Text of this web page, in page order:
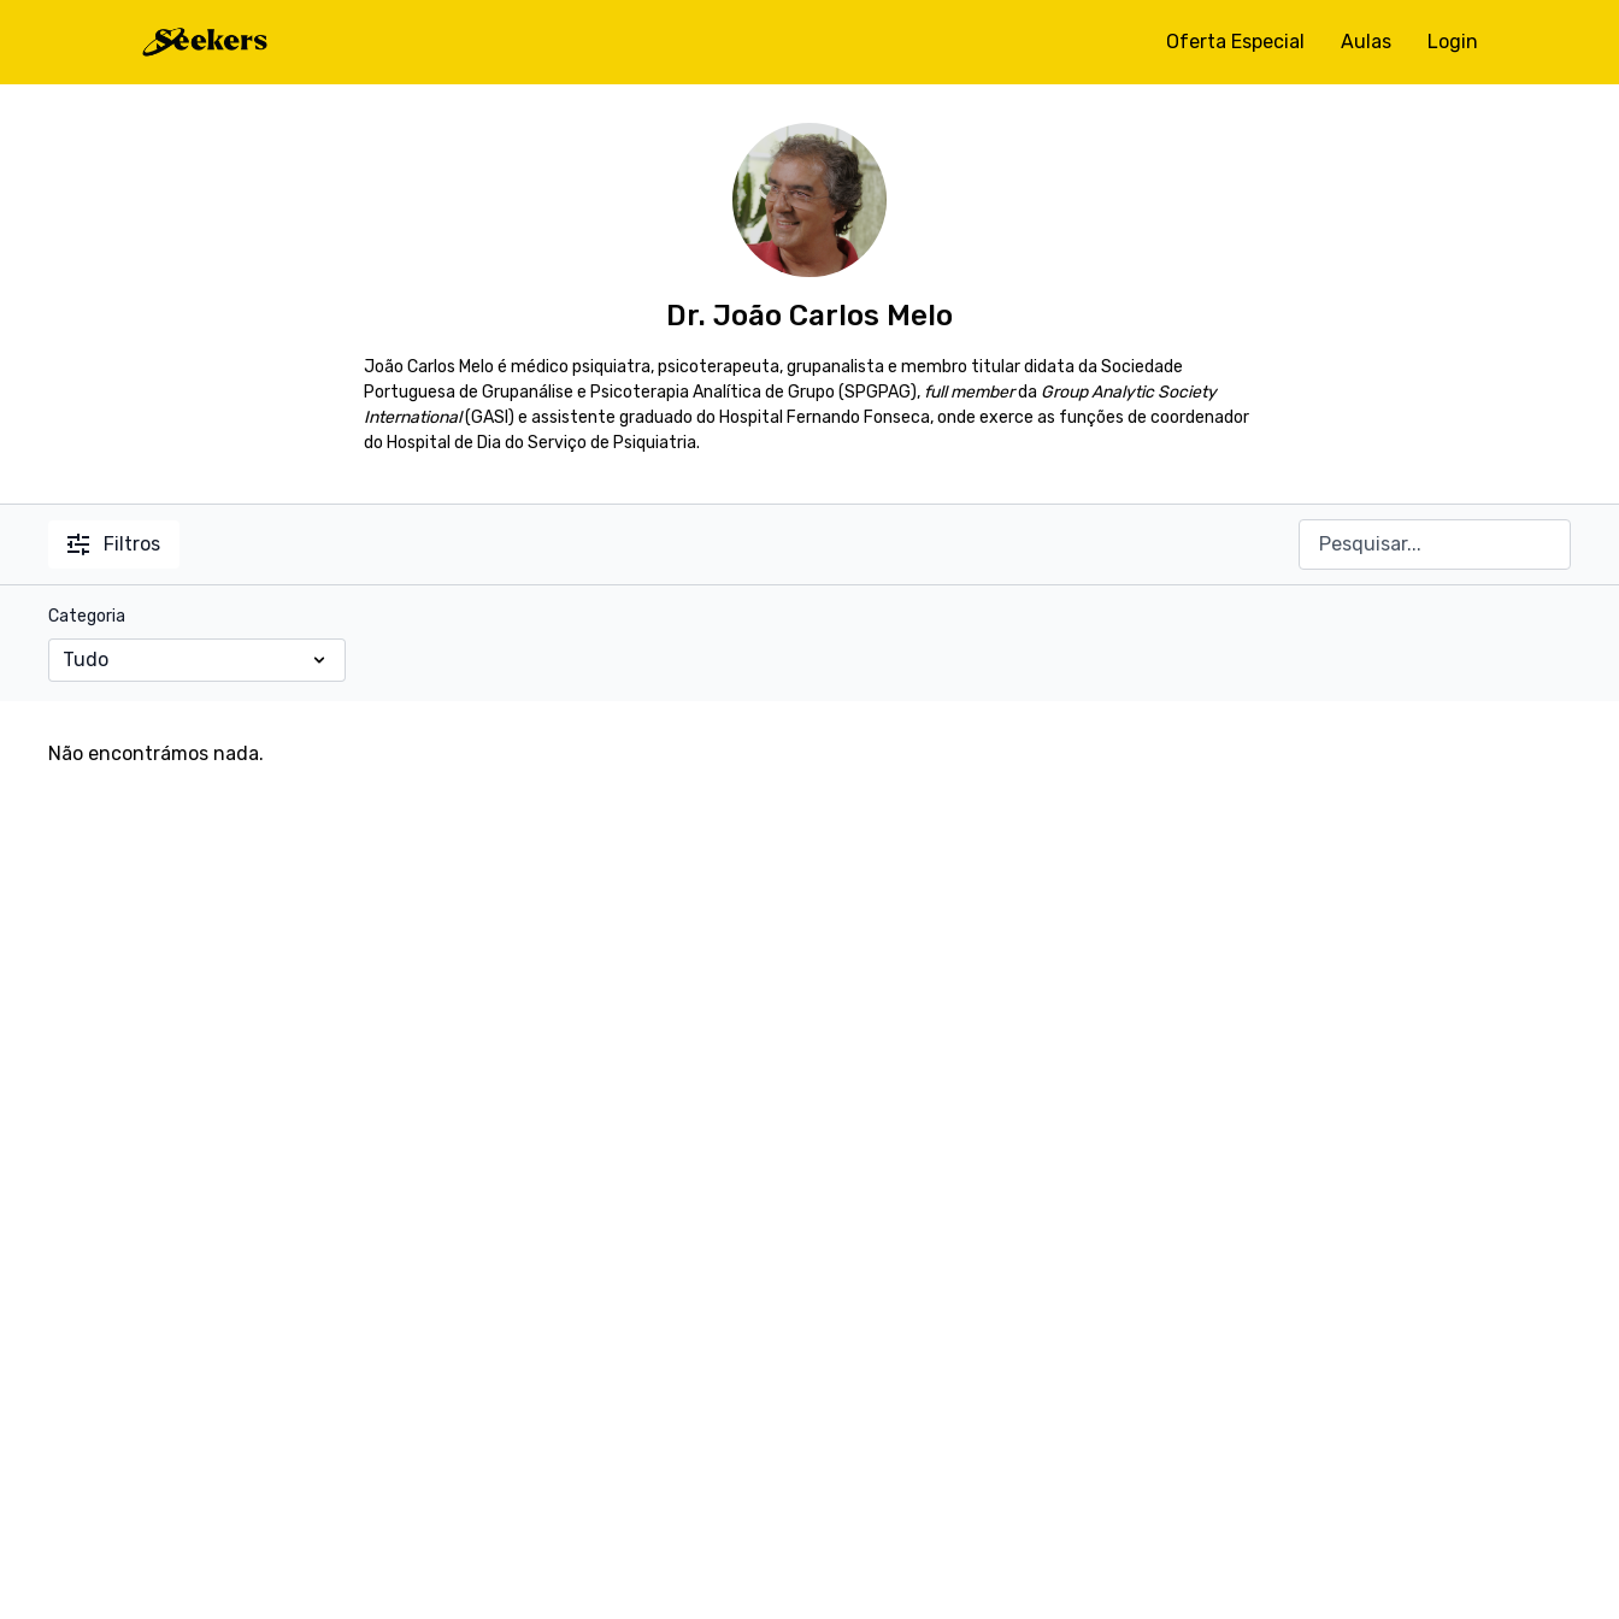
Oferta Especial Aulas Login
Dr. João Carlos Melo
João Carlos Melo é médico psiquiatra, psicoterapeuta, grupanalista e membro titular didata da Sociedade
Portuguesa de Grupanálise e Psicoterapia Analítica de Grupo (SPGPAG), full memberda Group Analytic Society
International(GASI) e assistente graduado do Hospital Fernando Fonseca, onde exerce as funções de coordenador
do Hospital de Dia do Serviço de Psiquiatria.
Filtros
Categoria
Não encontrámos nada.